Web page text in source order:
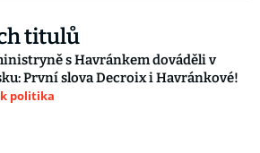
titulů
s Havránkem dováděli v
První slova Decroix i Havránkové!
politika